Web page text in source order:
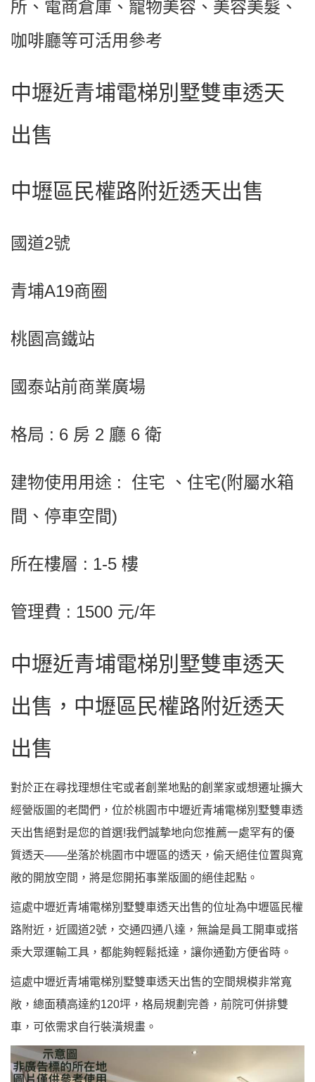
所、電商倉庫、寵物美容、美容美髮、
咖啡廳等可活用參考
中壢近青埔電梯別墅雙車透天
出售
中壢區民權路附近透天出售
國道2號
青埔A19商圈
桃園高鐵站
國泰站前商業廣場
格局 : 6 房 2 廳 6 衛
建物使用用途 : 住宅 、住宅(附屬水箱
間、停車空間)
所在樓層 : 1-5 樓
管理費 : 1500 元/年
中壢近青埔電梯別墅雙車透天
出售，中壢區民權路附近透天
出售
對於正在尋找理想住宅或者創業地點的創業家或想遷址擴大
經營版圖的老闆們，位於桃園市中壢近青埔電梯別墅雙車透
天出售絕對是您的首選!我們誠摯地向您推薦一處罕有的優
質透天——坐落於桃園市中壢區的透天，偷天絕佳位置與寬
敞的開放空間，將是您開拓事業版圖的絕佳起點。
這處中壢近青埔電梯別墅雙車透天出售的位址為中壢區民權
路附近，近國道2號，交通四通八達，無論是員工開車或搭
乘大眾運輸工具，都能夠輕鬆抵達，讓你通勤方便省時。
這處中壢近青埔電梯別墅雙車透天出售的空間規模非常寬
敞，總面積高達約120坪，格局規劃完善，前院可併排雙
車，可依需求自行裝潢規畫。